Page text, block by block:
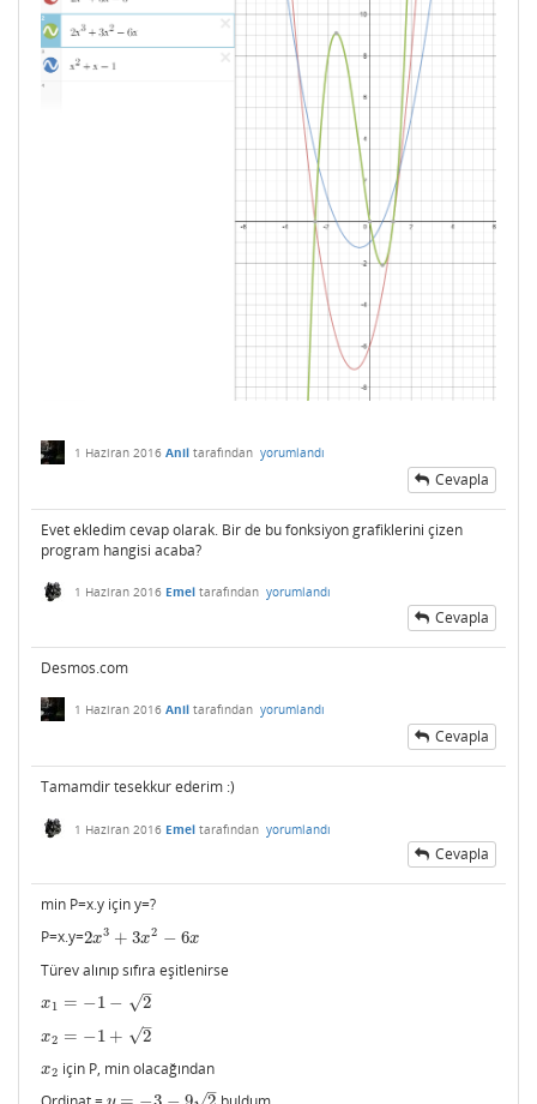
1 Haziran 2016 Anil tarafından yorumlandı
Cevapla
Evet ekledim cevap olarak. Bir de bu fonksiyon grafiklerini çizen
program hangisi acaba?
1 Haziran 2016 Emel tarafından yorumlandı
Cevapla
Desmos.com
1 Haziran 2016 Anil tarafından yorumlandı
Cevapla
Tamamdir tesekkur ederim :)
1 Haziran 2016 Emel tarafından yorumlandı
Cevapla
min P=x.y için y=?
P=x.y=2x3 + 3x2 − 6x
2x3+3x 2−6
Türev alınıp sıfıra eşitlenirse
x1 = −1 − 2
–
√
x1 −1 −2
x2 = −1 + 2
–
√
x2= −1 +2
x2
x2 için P, min olacağından
–